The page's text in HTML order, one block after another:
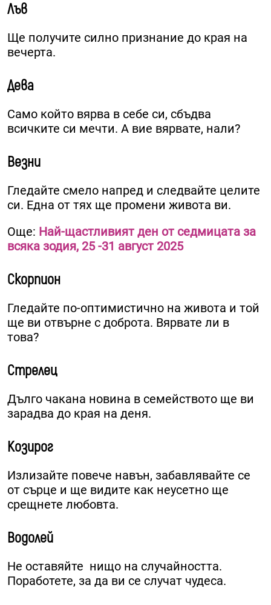
Лъв
Ще получите силно признание до края на
вечерта.
Дева
Само който вярва в себе си, сбъдва
всичките си мечти. А вие вярвате, нали?
Везни
Гледайте смело напред и следвайте целите
си. Една от тях ще промени живота ви.
Още: Най-щастливият ден от седмицата за
всяка зодия, 25 -31 август 2025
Скорпион
Гледайте по-оптимистично на живота и той
ще ви отвърне с доброта. Вярвате ли в
това?
Стрелец
Дълго чакана новина в семейството ще ви
зарадва до края на деня.
Козирог
Излизайте повече навън, забавлявайте се
от сърце и ще видите как неусетно ще
срещнете любовта.
Водолей
Не оставяйте нищо на случайността.
Поработете, за да ви се случат чудеса.